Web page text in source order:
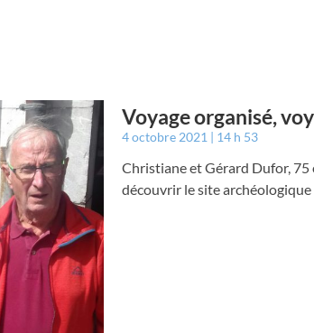
Voyage organisé,
4 octobre 2021 14 h 53
Christiane et Gérard Dufor, 75
découvrir le site archéologique